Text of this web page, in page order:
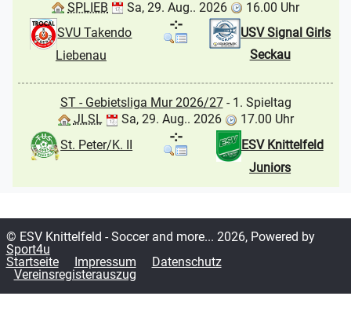
SPLIEB
Sa, 29. Aug.. 2026
16.00 Uhr
SVU Takendo
Liebenau
USV Signal Girls
Seckau
-:-
ST - Gebietsliga Mur 2026/27- 1. Spieltag
JLSL
Sa, 29. Aug.. 2026
17.00 Uhr
St. Peter/K. II
ESV Knittelfeld
Juniors
-:-
© ESV Knittelfeld - Soccer and more... 2026, Powered by
Sport4u
Startseite
Impressum
Datenschutz
Vereinsregisterauszug